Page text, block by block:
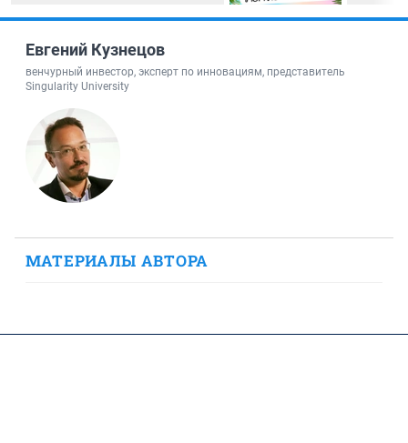
Евгений Кузнецов
венчурный инвестор, эксперт по инновациям, представитель
Singularity University
МАТЕРИАЛЫ АВТОРА